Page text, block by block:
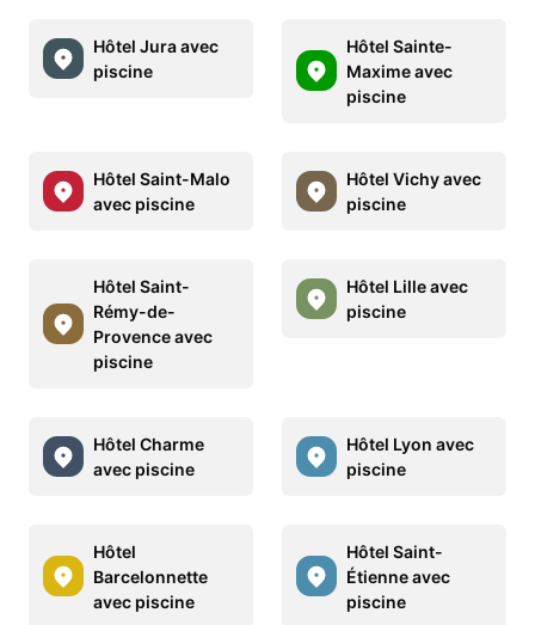
Hôtel Jura avec
piscine
Hôtel Sainte-
Maxime avec
piscine
Hôtel Saint-Malo
avec piscine
Hôtel Vichy avec
piscine
Hôtel Saint-
Rémy-de-
Provence avec
piscine
Hôtel Lille avec
piscine
Hôtel Charme
avec piscine
Hôtel Lyon avec
piscine
Hôtel
Barcelonnette
avec piscine
Hôtel Saint-
Étienne avec
piscine